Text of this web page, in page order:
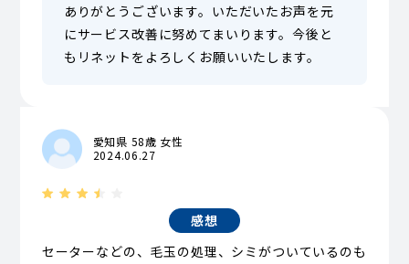
ありがとうございます。いただいたお声を元
にサービス改善に努めてまいります。今後と
もリネットをよろしくお願いいたします。
愛知県 58歳 女性
2024.06.27
感想
セーターなどの、毛玉の処理、シミがついているのも